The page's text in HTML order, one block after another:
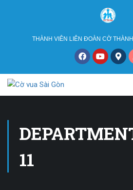
THÀNH VIÊN LIÊN ĐOÀN CỜ
11